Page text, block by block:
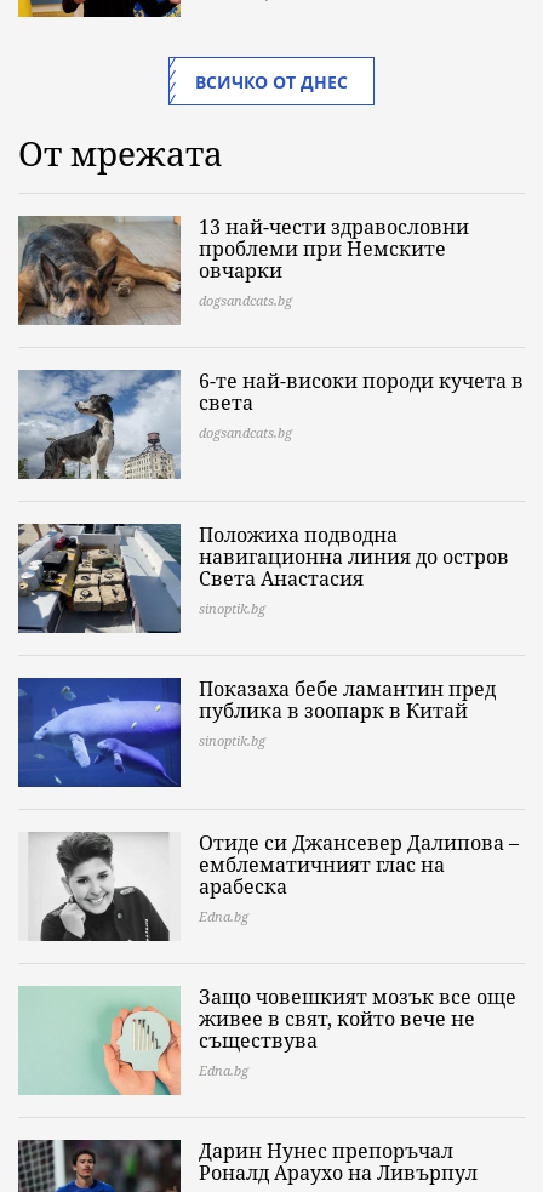
ВСИЧКО ОТ ДНЕС
От мрежата
13 най-чести здравословни
проблеми при Немските
овчарки
dogsandcats.bg
6-те най-високи породи кучета в
света
dogsandcats.bg
Положиха подводна
навигационна линия до остров
Света Анастасия
sinoptik.bg
Показаха бебе ламантин пред
публика в зоопарк в Китай
sinoptik.bg
Отиде си Джансевер Далипова –
емблематичният глас на
арабеска
Edna.bg
Защо човешкият мозък все още
живее в свят, който вече не
съществува
Edna.bg
Дарин Нунес препоръчал
Роналд Араухо на Ливърпул